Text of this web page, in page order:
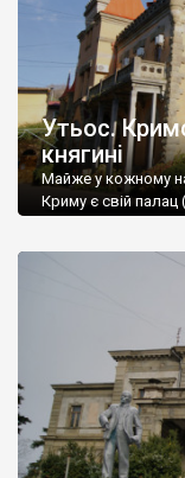
Утьос.
княгині
Майже у кожному
Криму є свій палац